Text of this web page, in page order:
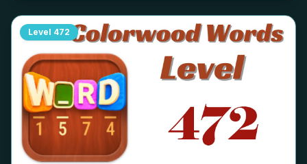
Level 472